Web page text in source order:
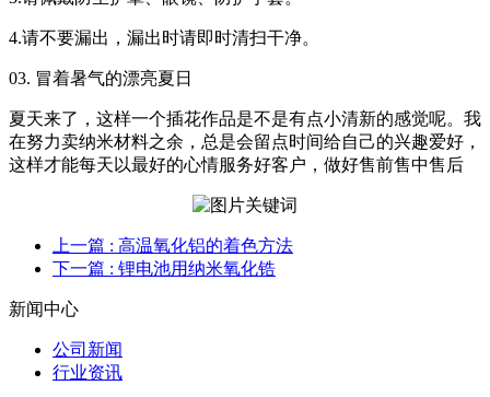
4.请不要漏出，漏出时请即时清扫干净。
03. 冒着暑气的漂亮夏日
夏天来了，这样一个插花作品是不是有点小清新的感觉呢。我
在努力卖纳米材料之余，总是会留点时间给自己的兴趣爱好，
这样才能每天以最好的心情服务好客户，做好售前售中售后
上一篇 : 高温氧化铝的着色方法
下一篇 : 锂电池用纳米氧化锆
新闻中心
公司新闻
行业资讯